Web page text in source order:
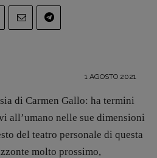
1 AGOSTO 2021
di Carmen Gallo: ha termini
all’umano nelle sue dimensioni
del teatro personale di questa
molto prossimo,